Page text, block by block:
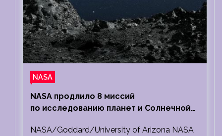
NASA
NASA продлило 8 миссий
по исследованию планет и Солнечной
NASA/Goddard/University of Arizona NASA